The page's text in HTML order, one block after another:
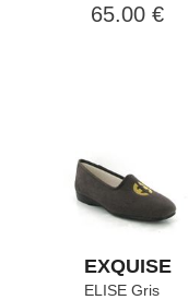
65.00 €
EXQUISE
ELISE Gris